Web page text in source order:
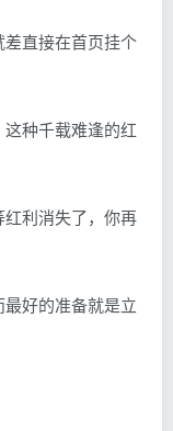
直接在首页挂个
种千载难逢的红
利消失了，你再
好的准备就是立